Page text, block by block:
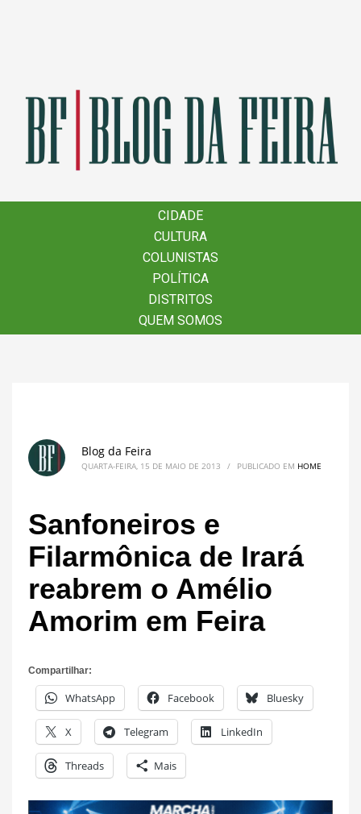
CIDADE
CULTURA
COLUNISTAS
POLÍTICA
DISTRITOS
QUEM SOMOS
CIDADE
CULTURA
COLUNISTAS
POLÍTICA
DISTRITOS
QUEM SOMOS
Blog da Feira
QUARTA-FEIRA, 15 DE MAIO DE 2013 / PUBLICADO EM HOME
Sanfoneiros e
Filarmônica de Irará
reabrem o Amélio
Amorim em Feira
Compartilhar:
WhatsApp Facebook Bluesky
X Telegram LinkedIn
Threads Mais